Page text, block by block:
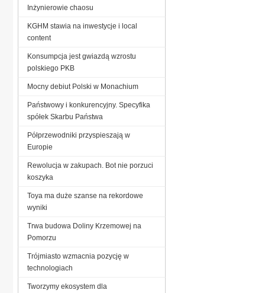
Inżynierowie chaosu
KGHM stawia na inwestycje i local
content
Konsumpcja jest gwiazdą wzrostu
polskiego PKB
Mocny debiut Polski w Monachium
Państwowy i konkurencyjny. Specyfika
spółek Skarbu Państwa
Półprzewodniki przyspieszają w
Europie
Rewolucja w zakupach. Bot nie porzuci
koszyka
Toya ma duże szanse na rekordowe
wyniki
Trwa budowa Doliny Krzemowej na
Pomorzu
Trójmiasto wzmacnia pozycję w
technologiach
Tworzymy ekosystem dla